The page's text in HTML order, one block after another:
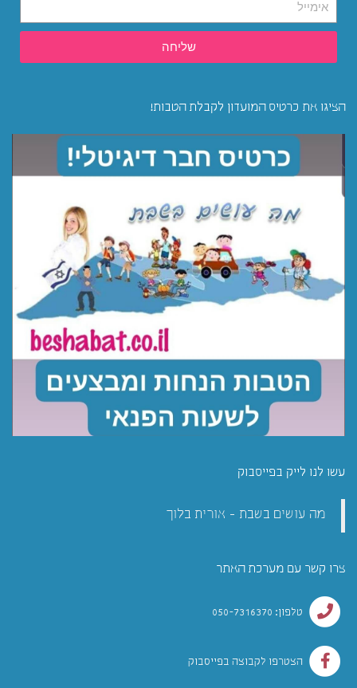
שליחה
הציגו את כרטיס המועדון לקבלת הטבות!
עשו לנו לייק בפייסבוק
מה עושים בשבת - אורית בלוך
צרו קשר עם מערכת האתר
טלפון: 050-7316370
הצטרפו לקבוצה בפייסבוק